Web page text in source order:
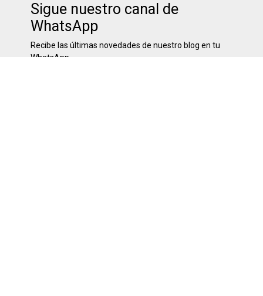
Sigue nuestro canal de
WhatsApp
Recibe las últimas novedades de nuestro blog en tu
WhatsApp